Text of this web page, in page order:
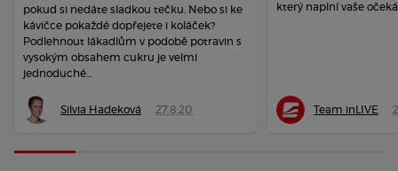
pokud si nedáte sladkou tečku. Nebo si ke
kávičce pokaždé dopřejete i koláček?
Podlehnout lákadlům v podobě potravin s
vysokým obsahem cukru je velmi
jednoduché...
Silvia Hadeková 27.8.20
který naplní vaše
Team inLIVE